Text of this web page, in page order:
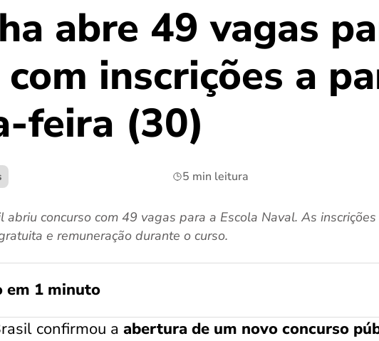
abre 49 vagas
inscrições a
feira (30)
5 min leitura
abriu concurso com 49 vagas para a Escola Naval. As
e remuneração durante o curso.
em 1 minuto
confirmou a abertura de um novo concurso